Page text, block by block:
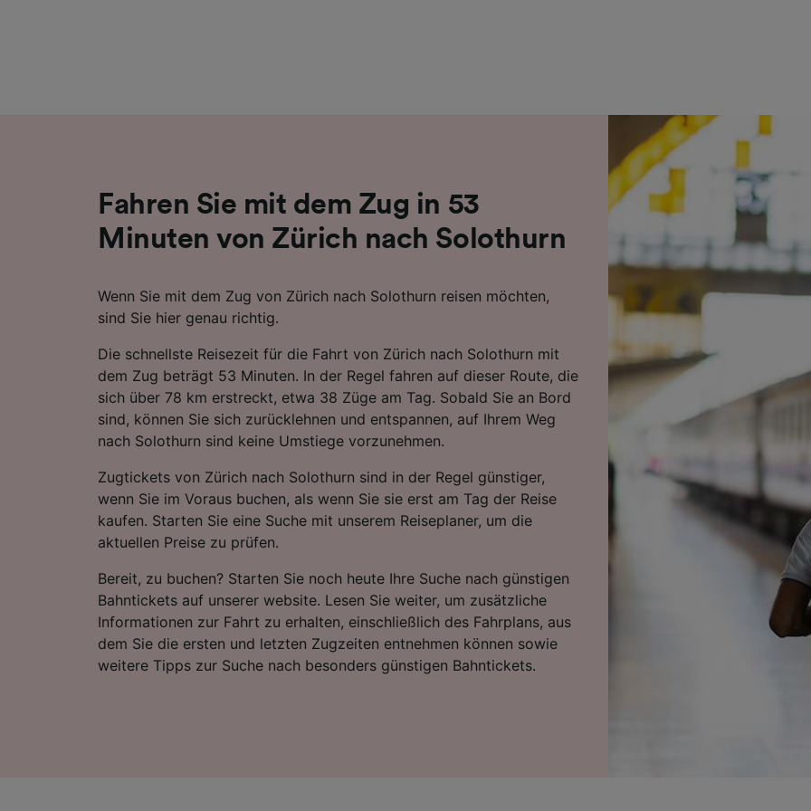
Fahren Sie mit dem Zug in 53
Minuten von Zürich nach Solothurn
Wenn Sie mit dem Zug von Zürich nach Solothurn reisen möchten,
sind Sie hier genau richtig.
Die schnellste Reisezeit für die Fahrt von Zürich nach Solothurn mit
dem Zug beträgt 53 Minuten. In der Regel fahren auf dieser Route, die
sich über 78 km erstreckt, etwa 38 Züge am Tag. Sobald Sie an Bord
sind, können Sie sich zurücklehnen und entspannen, auf Ihrem Weg
nach Solothurn sind keine Umstiege vorzunehmen.
Zugtickets von Zürich nach Solothurn sind in der Regel günstiger,
wenn Sie im Voraus buchen, als wenn Sie sie erst am Tag der Reise
kaufen. Starten Sie eine Suche mit unserem Reiseplaner, um die
aktuellen Preise zu prüfen.
Bereit, zu buchen? Starten Sie noch heute Ihre Suche nach günstigen
Bahntickets auf unserer website. Lesen Sie weiter, um zusätzliche
Informationen zur Fahrt zu erhalten, einschließlich des Fahrplans, aus
dem Sie die ersten und letzten Zugzeiten entnehmen können sowie
weitere Tipps zur Suche nach besonders günstigen Bahntickets.